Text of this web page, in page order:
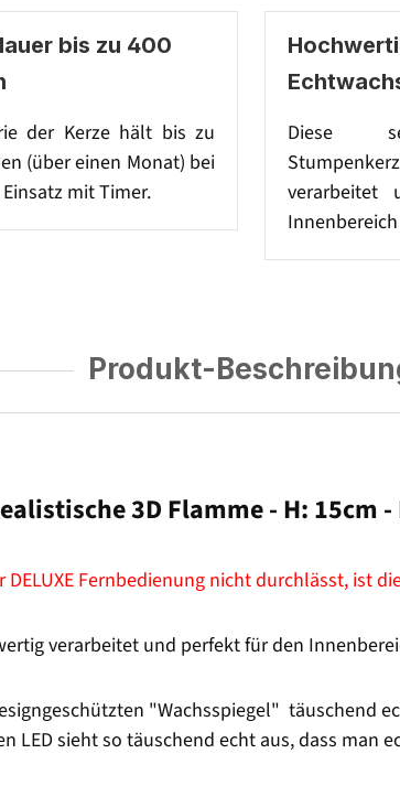
bis zu 400
der Kerze hält bis zu
(über einen Monat) bei
mit Timer.
Diese
verarbeitet
Produkt-
3D Flamme - H: 15cm
Fernbedienung nicht durchlässt, ist
verarbeitet und perfekt für den
"Wachsspiegel" täuschend
sieht so täuschend echt aus, dass man